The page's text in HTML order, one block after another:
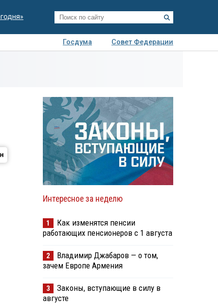
Госдума
Совет Федерации
Интересное за неделю
1
Как изменятся пенсии
работающих пенсионеров с 1 августа
2
Владимир Джабаров — о том,
зачем Европе Армения
3
Законы, вступающие в силу в
августе